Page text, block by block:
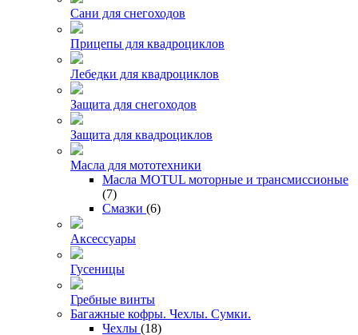
Сани для снегоходов
Прицепы для квадроциклов
Лебедки для квадроциклов
Защита для снегоходов
Защита для квадроциклов
Масла для мототехники
Масла MOTUL моторные и трансмиссионые
(7)
Смазки (6)
Аксессуары
Гусеницы
Гребные винты
Багажные кофры. Чехлы. Сумки.
Чехлы (18)